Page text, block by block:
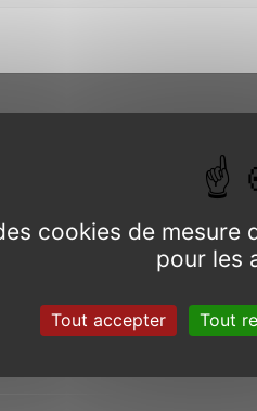
pays Gallo,
Bretagne ».
« Chêne à
les
cookies de mesure
pour les
Tout accepter Tout